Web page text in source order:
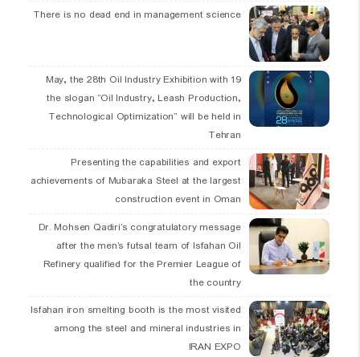
There is no dead end in management science
19 May, the 28th Oil Industry Exhibition with
the slogan “Oil Industry, Leash Production,
Technological Optimization” will be held in
Tehran
Presenting the capabilities and export
achievements of Mubaraka Steel at the largest
construction event in Oman
Dr. Mohsen Qadiri’s congratulatory message
after the men’s futsal team of Isfahan Oil
Refinery qualified for the Premier League of
the country
Isfahan iron smelting booth is the most visited
among the steel and mineral industries in
IRAN EXPO